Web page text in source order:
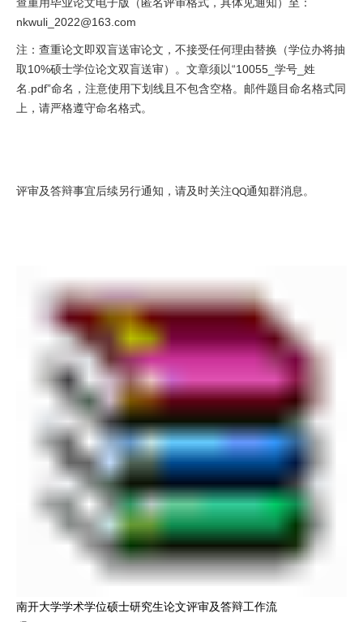
nkwuli_2022@163.com
注：查重论文即双盲送审论文，不接受任何理由替换（学位办将抽
取10%硕士学位论文双盲送审）。文章须以“10055_ 学号 姓
名 .pdf”命名，注意使用下划线且不包含空格。邮件题目命名格式同
上，请严格遵守命名格式。
评审及答辩事宜后续另行通知，请及时关注QQ通知群消息。
南开大学学术学位硕士研究生论文评审及答辩工作流